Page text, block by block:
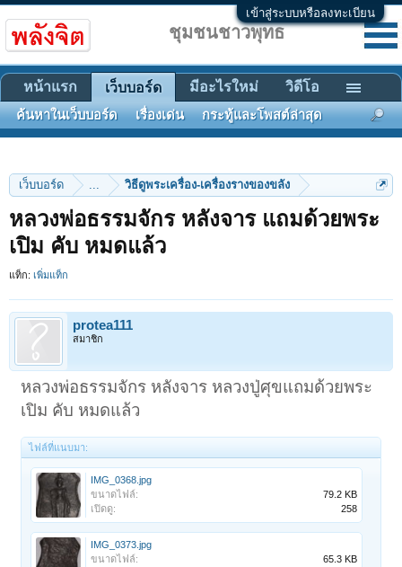
เข้าสู่ระบบหรือลงทะเบียน
เว็บบอร์ด ... วิธีดูพระเครื่อง-เครื่องรางของขลัง
หลวงพ่อธรรมจักร หลังจาร แถมด้วยพระ
เปิม คับ หมดแล้ว
แท็ก: เพิ่มแท็ก
protea111
สมาชิก
หลวงพ่อธรรมจักร หลังจาร หลวงปู่ศุขแถมด้วยพระ
เปิม คับ หมดแล้ว
ไฟล์ที่แนบมา:
IMG_0368.jpg
ขนาดไฟล์:
79.2 KB
เปิดดู:
258
IMG_0373.jpg
ขนาดไฟล์:
65.3 KB
ชุมชนชาวพุทธ
หน้าแรก เว็บบอร์ด
ค้นหาในเว็บบอร์ด เรื่องเด่น กระทู้และโพสต์ล่าสุด
มีอะไรใหม่ วิดีโอ